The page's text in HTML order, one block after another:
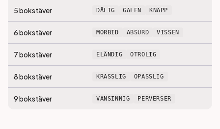
5bokstäver DÅLIG GALEN KNÄPP
6bokstäver MORBID ABSURD VISSEN
7bokstäver ELÄNDIG OTROLIG
8bokstäver KRASSLIG OPASSLIG
9bokstäver VANSINNIG PERVERSER